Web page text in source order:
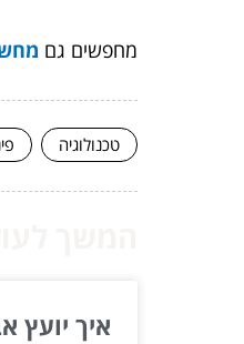
מחפשים גם
טכנולוגיה
איך יועץ